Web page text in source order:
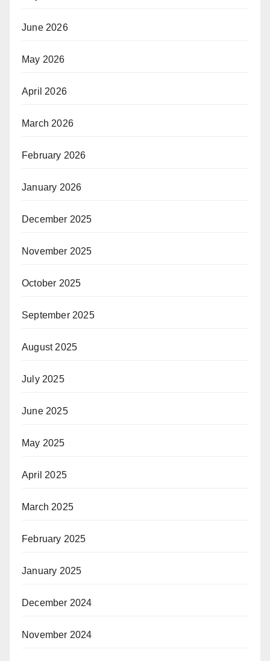
June 2026
May 2026
April 2026
March 2026
February 2026
January 2026
December 2025
November 2025
October 2025
September 2025
August 2025
July 2025
June 2025
May 2025
April 2025
March 2025
February 2025
January 2025
December 2024
November 2024